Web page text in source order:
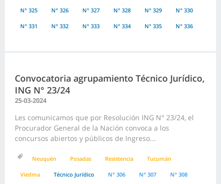
N° 325 N° 326 N° 327 N° 328 N° 329 N° 330
N° 331 N° 332 N° 333 N° 334 N° 335 N° 336
Convocatoria agrupamiento Técnico Jurídico,
ING N° 23/24
25-03-2024
Les comunicamos que por Resolución ING N° 23/24, el
Procurador General de la Nación convoca a los
concursos abiertos y públicos de Ingreso...
Neuquén Posadas Resistencia Tucumán
Viedma Técnico Jurídico N° 306 N° 307 N° 308